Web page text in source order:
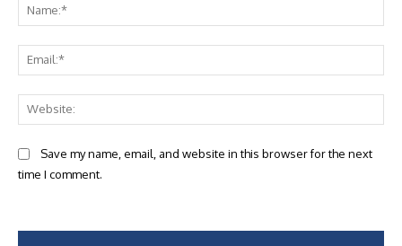
Save my name, email, and website in this browser for the next
time I comment.